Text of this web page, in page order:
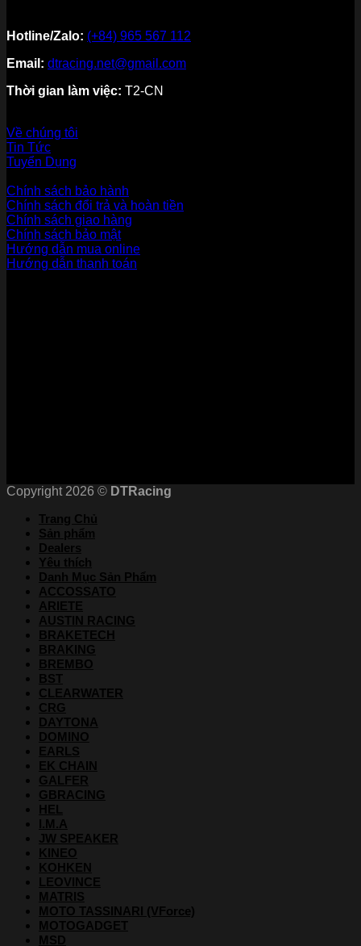
Hotline/Zalo: (+84) 965 567 112
Email: dtracing.net@gmail.com
Thời gian làm việc: T2-CN
Về chúng tôi
Tin Tức
Tuyển Dụng
Chính sách bảo hành
Chính sách đổi trả và hoàn tiền
Chính sách giao hàng
Chính sách bảo mật
Hướng dẫn mua online
Hướng dẫn thanh toán
Copyright 2026 © DTRacing
Trang Chủ
Sản phẩm
Dealers
Yêu thích
Danh Mục Sản Phẩm
ACCOSSATO
ARIETE
AUSTIN RACING
BRAKETECH
BRAKING
BREMBO
BST
CLEARWATER
CRG
DAYTONA
DOMINO
EARLS
EK CHAIN
GALFER
GBRACING
HEL
I.M.A
JW SPEAKER
KINEO
KOHKEN
LEOVINCE
MATRIS
MOTO TASSINARI (VForce)
MOTOGADGET
MSD